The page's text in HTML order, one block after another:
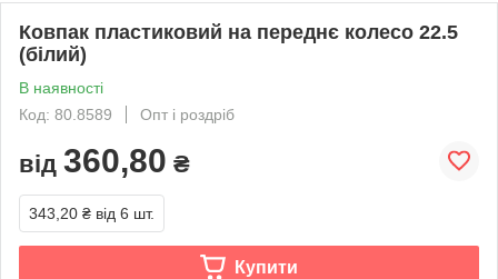
Ковпак пластиковий на переднє колесо 22.5
(білий)
В наявності
Код: 80.8589
Опт і роздріб
від 360,80 ₴
343,20 ₴ від 6 шт.
Купити